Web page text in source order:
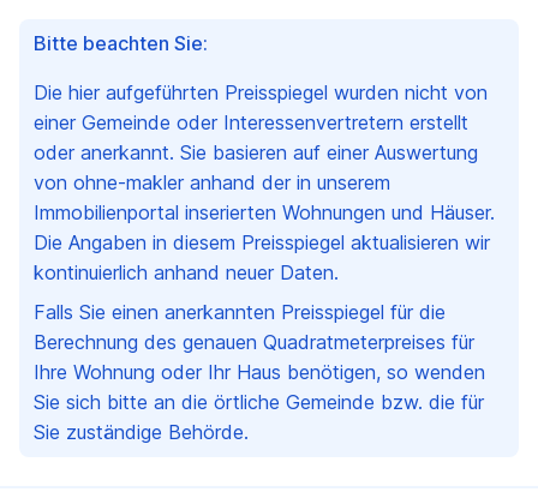
Bitte beachten Sie:
Die hier aufgeführten Preisspiegel wurden nicht von
einer Gemeinde oder Interessenvertretern erstellt
oder anerkannt. Sie basieren auf einer Auswertung
von ohne-makler anhand der in unserem
Immobilienportal inserierten Wohnungen und Häuser.
Die Angaben in diesem Preisspiegel aktualisieren wir
kontinuierlich anhand neuer Daten.
Falls Sie einen anerkannten Preisspiegel für die
Berechnung des genauen Quadratmeterpreises für
Ihre Wohnung oder Ihr Haus benötigen, so wenden
Sie sich bitte an die örtliche Gemeinde bzw. die für
Sie zuständige Behörde.